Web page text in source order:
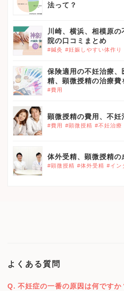
法って？
川崎、横浜、相模原
院の口コミまとめ
#鍼灸 #妊娠しやすい体作り
保険適用の不妊治療
精、顕微授精の治療費
#費用
顕微授精の費用、不妊
#費用 #顕微授精 #不妊治療
体外受精、顕微授精の
#顕微授精 #体外受精 #イン
よくある質問
不妊症の一番の原因は何ですか